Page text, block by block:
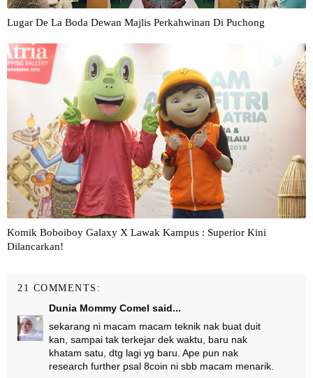
Lugar De La Boda Dewan Majlis Perkahwinan Di Puchong
Komik Boboiboy Galaxy X Lawak Kampus : Superior Kini
Dilancarkan!
21 COMMENTS:
Dunia Mommy Comel said...
sekarang ni macam macam teknik nak buat duit
kan, sampai tak terkejar dek waktu, baru nak
khatam satu, dtg lagi yg baru. Ape pun nak
research further psal 8coin ni sbb macam menarik.